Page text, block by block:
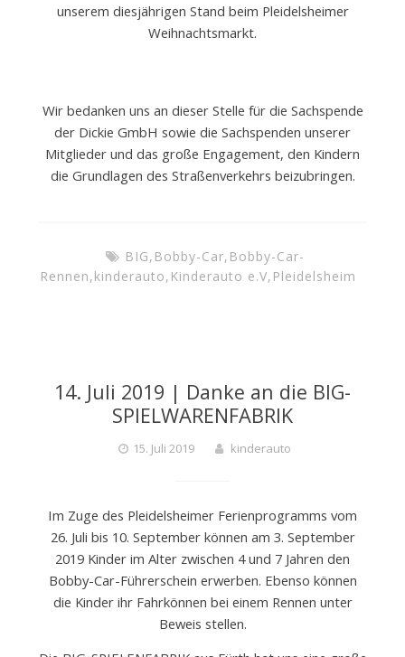
unserem diesjährigen Stand beim Pleidelsheimer
Weihnachtsmarkt.
Wir bedanken uns an dieser Stelle für die Sachspende
der Dickie GmbH sowie die Sachspenden unserer
Mitglieder und das große Engagement, den Kindern
die Grundlagen des Straßenverkehrs beizubringen.
BIG, Bobby-Car, Bobby-Car-
Rennen,kinderauto, Kinderauto e.V, Pleidelsheim
14. Juli 2019 | Danke an die BIG-
SPIELWARENFABRIK
15. Juli 2019 kinderauto
Im Zuge des Pleidelsheimer Ferienprogramms vom
26. Juli bis 10. September können am 3. September
2019 Kinder im Alter zwischen 4 und 7 Jahren den
Bobby-Car-Führerschein erwerben. Ebenso können
die Kinder ihr Fahrkönnen bei einem Rennen unter
Beweis stellen.